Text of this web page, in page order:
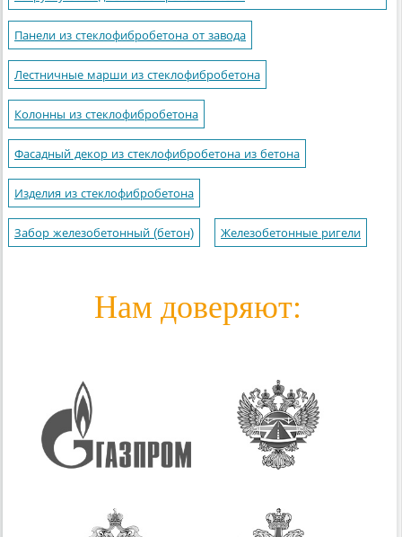
Панели из стеклофибробетона от завода
Лестничные марши из стеклофибробетона
Колонны из стеклофибробетона
Фасадный декор из стеклофибробетона из бетона
Изделия из стеклофибробетона
Забор железобетонный (бетон) Железобетонные ригели
Нам доверяют: